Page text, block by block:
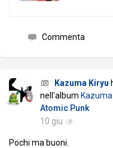
Commenta
Kazuma Kiryu
nell'album
Atomic Punk
10 giu
Pochi ma buoni.